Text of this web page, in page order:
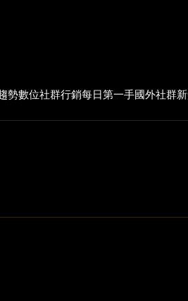
勢數位社群行銷每日第一手國外社群